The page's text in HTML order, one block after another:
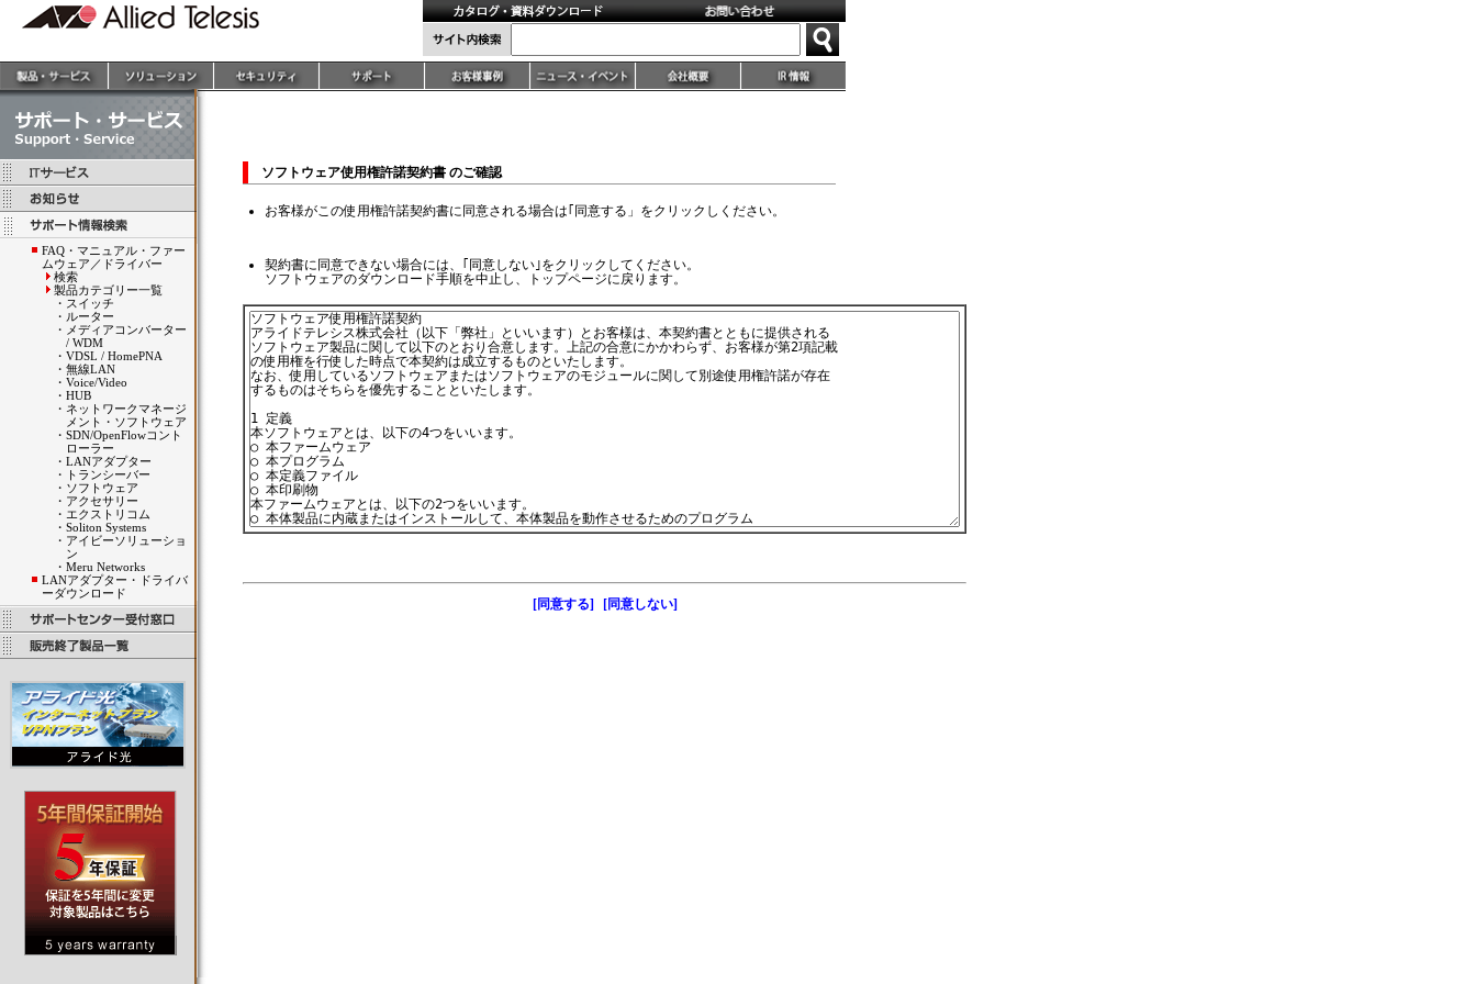
FAQ・マニュアル・ファー
ムウェア／ドライバー
検索
製品カテゴリー一覧
・ スイッチ
・ ルーター
・ メディアコンバーター
/ WDM
・ VDSL / HomePNA
・ 無線LAN
・ Voice/Video
・ HUB
・ ネットワークマネージ
メント・ソフトウェア
・ SDN/OpenFlowコント
ローラー
・ LANアダプター
・
トランシーバー
・ ソフトウェア
・ アクセサリー
・ エクストリコム
・ Soliton Systems
・ アイビーソリューショ
ン
・ Meru Networks
LANアダプター・ドライバ
ーダウンロード
ソフトウェア使用権許諾契約書 のご確認
お客様がこの使用権許諾契約書に同意される場合は｢同意する」をクリックしください。
契約書に同意できない場合には、｢同意しない｣をクリックしてください。
ソフトウェアのダウンロード手順を中止し、トップページに戻ります。
[同意する] [同意しない]